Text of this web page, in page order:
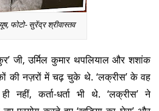
फोटो- सुरेंद्र श्रीवास्तव
जी, उर्मिल कुमार थपलियाल और शशांक
की नज़रों में चढ़ चुके थे. ‘लक्रीस’ के वह
नहीं, कर्ता-धर्ता भी थे. ‘लक्रीस’ ने